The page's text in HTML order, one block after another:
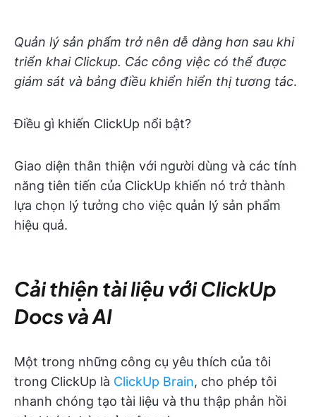
Quản lý sản phẩm trở nên dễ dàng hơn sau khi
triển khai Clickup. Các công việc có thể được
giám sát và bảng điều khiển hiển thị tương tác.
Điều gì khiến ClickUp nổi bật?
Giao diện thân thiện với người dùng và các tính
năng tiên tiến của ClickUp khiến nó trở thành
lựa chọn lý tưởng cho việc quản lý sản phẩm
hiệu quả.
Cải thiện tài liệu với ClickUp
Docs và AI
Một trong những công cụ yêu thích của tôi
trong ClickUp là ClickUp Brain, cho phép tôi
nhanh chóng tạo tài liệu và thu thập phản hồi